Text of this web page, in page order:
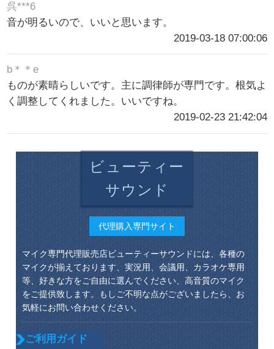
呉***6
音が明るいので、いいと思います。
2019-03-18 07:00:06
b＊＊e
ものが素晴らしいです。主に調律師が専門です。根気よ
く調整してくれました。いいですね。
2019-02-23 21:42:04
ビューティー
サウンド
代理購入専門サイト
マイク専門代理販売店ビューティーサウンドには、各種の
マイクが揃えております、実況用、会議用、カラオケ専用
等、好きな方をご自由に選んでください、高音質のマイク
をご提供致します。もしご不明な点がございましたら、お
気軽にお問い合わせください。
ご利用ガイド